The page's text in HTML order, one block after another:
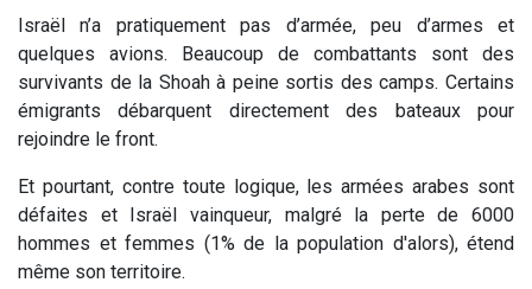
Israël n’a pratiquement pas d’armée, peu d’armes et
quelques avions. Beaucoup de combattants sont des
survivants de la Shoah à peine sortis des camps. Certains
émigrants débarquent directement des bateaux pour
rejoindre le front.
Et pourtant, contre toute logique, les armées arabes sont
défaites et Israël vainqueur, malgré la perte de 6000
hommes et femmes (1% de la population d'alors), étend
même son territoire.